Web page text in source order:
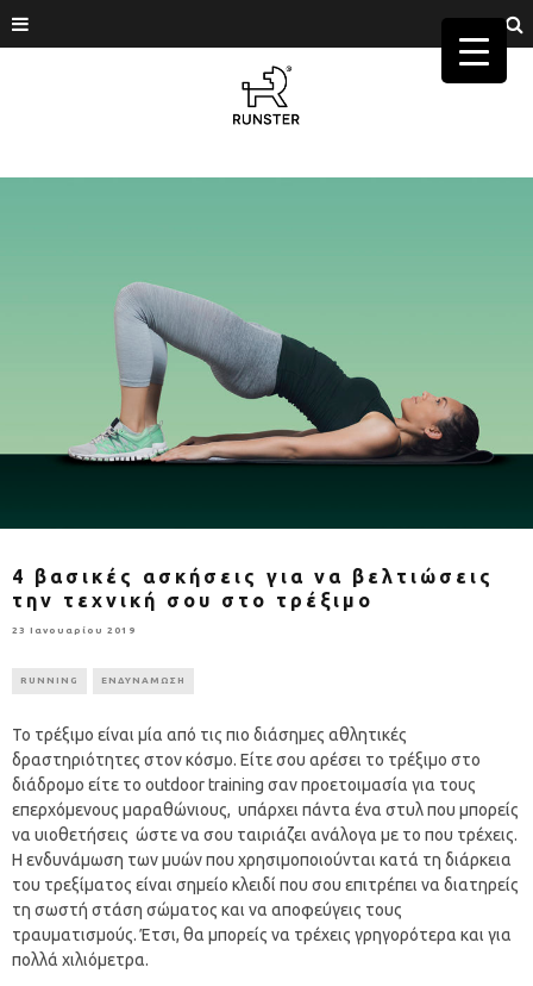
4 βασικές ασκήσεις για να βελτιώσεις
την τεχνική σου στο τρέξιμο
23 Ιανουαρίου 2019
RUNNING ΕΝΔΥΝΑΜΩΣΗ
Το τρέξιμο είναι μία από τις πιο διάσημες αθλητικές
δραστηριότητες στον κόσμο. Είτε σου αρέσει το τρέξιμο στο
διάδρομο είτε το outdoor training σαν προετοιμασία για τους
επερχόμενους μαραθώνιους, υπάρχει πάντα ένα στυλ που μπορείς
να υιοθετήσεις ώστε να σου ταιριάζει ανάλογα με το που τρέχεις.
Η ενδυνάμωση των μυών που χρησιμοποιούνται κατά τη διάρκεια
του τρεξίματος είναι σημείο κλειδί που σου επιτρέπει να διατηρείς
τη σωστή στάση σώματος και να αποφεύγεις τους
τραυματισμούς. Έτσι, θα μπορείς να τρέχεις γρηγορότερα και για
πολλά χιλιόμετρα.